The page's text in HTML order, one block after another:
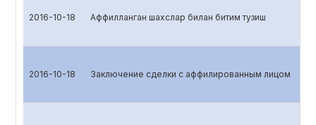
2016-10-18 Аффилланган шахслар билан битим тузиш
2016-10-18 Заключение сделки с аффилированным лицом